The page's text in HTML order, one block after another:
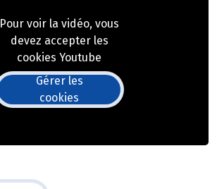
Pour voir la vidéo, vous
devez accepter les
cookies Youtube
Gérer les
cookies